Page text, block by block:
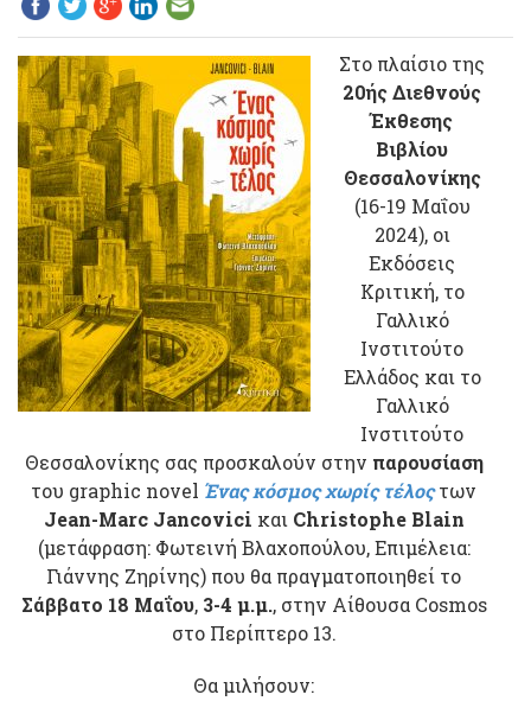
Στο πλαίσιο της
20ής Διεθνούς
Έκθεσης
Βιβλίου
Θεσσαλονίκης
(16-19 Μαΐου
2024), οι
Εκδόσεις
Κριτική, το
Γαλλικό
Ινστιτούτο
Ελλάδος και το
Γαλλικό
Ινστιτούτο
Θεσσαλονίκης σας προσκαλούν στην παρουσίαση
του graphic novel Ένας κόσμος χωρίς τέλοςτων
Jean-Marc Jancovici και Christophe Blain
(μετάφραση: Φωτεινή Βλαχοπούλου, Επιμέλεια:
Γιάννης Ζηρίνης) που θα πραγματοποιηθεί το
Σάββατο 18 Μαΐου, 3-4 μ.μ., στην Αίθουσα Cosmos
στο Περίπτερο 13.
Θα μιλήσουν: